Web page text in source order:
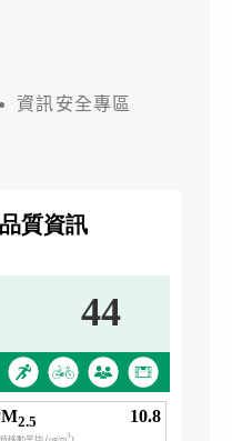
資訊安全專區